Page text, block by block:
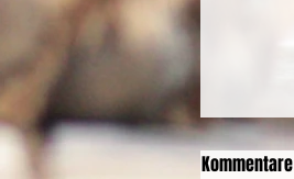
Kommentare